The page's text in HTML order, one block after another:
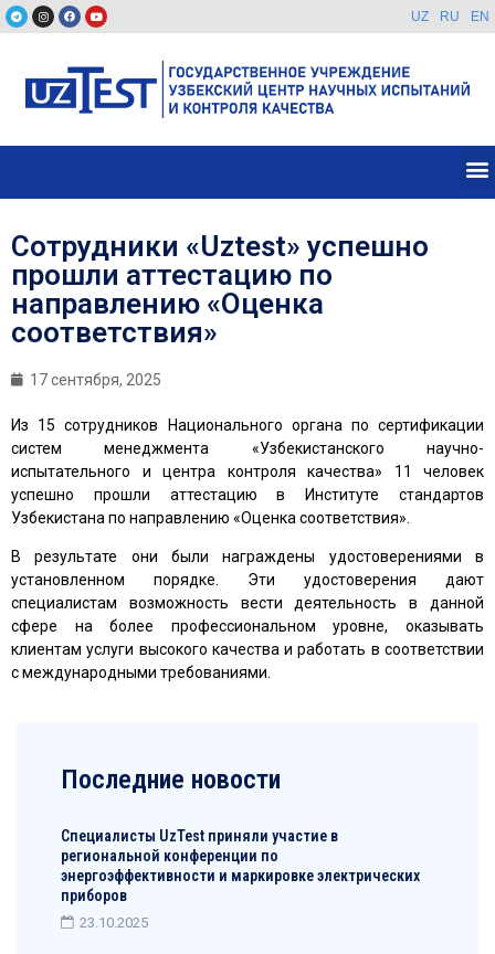
UZ RU EN
Сотрудники «Uztest» успешно
прошли аттестацию по
направлению «Оценка
соответствия»
17 сентября, 2025
Из 15 сотрудников Национального органа по сертификации
систем менеджмента «Узбекистанского научно-
испытательного и центра контроля качества» 11 человек
успешно прошли аттестацию в Институте стандартов
Узбекистана по направлению «Оценка соответствия».
В результате они были награждены удостоверениями в
установленном порядке. Эти удостоверения дают
специалистам возможность вести деятельность в данной
сфере на более профессиональном уровне, оказывать
клиентам услуги высокого качества и работать в соответствии
с международными требованиями.
Последние новости
Специалисты UzTest приняли участие в
региональной конференции по
энергоэффективности и маркировке электрических
приборов
23.10.2025